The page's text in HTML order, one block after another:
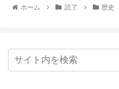
ホーム 読了 歴史